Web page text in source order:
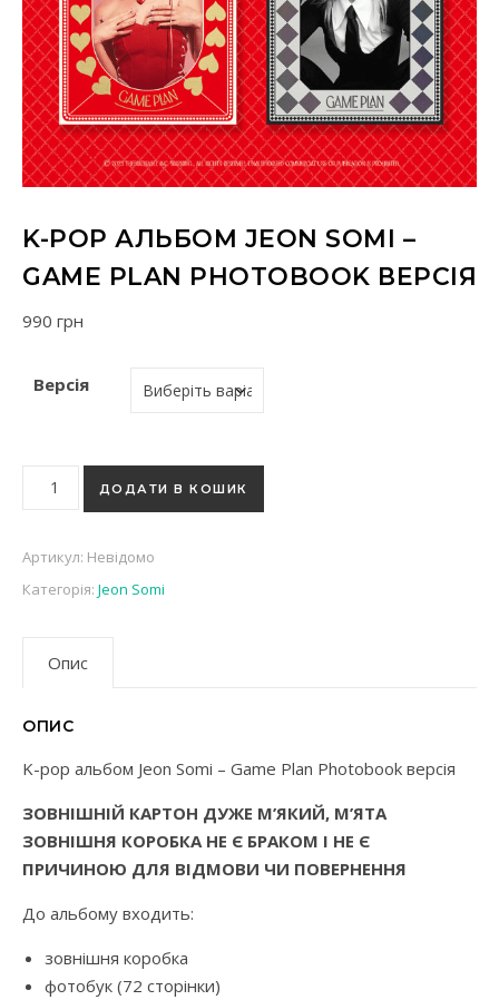
K-POP АЛЬБОМ JEON SOMI –
GAME PLAN PHOTOBOOK ВЕРСІЯ
990 грн
Версія
K-pop альбом Jeon Somi - Game Plan Photobook версія
ДОДАТИ В КОШИК
Артикул: Невідомо
Категорія: Jeon Somi
Опис
ОПИС
K-pop альбом Jeon Somi – Game Plan Photobook версія
ЗОВНІШНІЙ КАРТОН ДУЖЕ М’ЯКИЙ, М’ЯТА
ЗОВНІШНЯ КОРОБКА НЕ Є БРАКОМ І НЕ Є
ПРИЧИНОЮ ДЛЯ ВІДМОВИ ЧИ ПОВЕРНЕННЯ
До альбому входить:
зовнішня коробка
фотобук (72 сторінки)